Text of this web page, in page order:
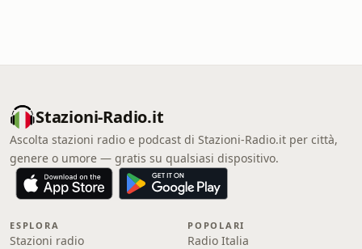
Stazioni-Radio.it
Ascolta stazioni radio e podcast di Stazioni-Radio.it per città,
genere o umore — gratis su qualsiasi dispositivo.
ESPLORA
Stazioni radio
POPOLARI
Radio Italia